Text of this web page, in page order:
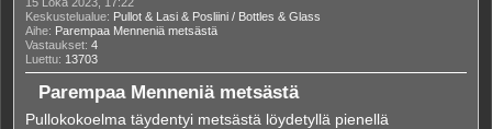
Keskustelualue: Pullot & Lasi & Posliini / Bottles & Glass
Aihe: Parempaa Menneniä metsästä
Vastaukset: 4
Luettu: 13703
Parempaa Menneniä metsästä
Pullokokoelma täydentyi metsästä löydetyllä pienellä